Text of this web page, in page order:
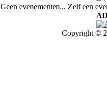
Geen evenementen... Zelf een
Copyright ©